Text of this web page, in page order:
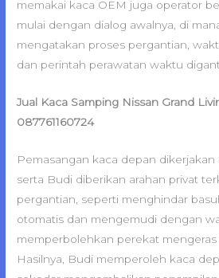
memakai kaca OEM juga operator
mulai dengan dialog awalnya, di
mengatakan proses pergantian,
dan perintah perawatan waktu
Jual Kaca Samping Nissan Grand
087761160724
Pemasangan kaca depan dikerjakan
serta Budi diberikan arahan privat
pergantian, seperti menghindar
otomatis dan mengemudi dengan
memperbolehkan perekat mengeras
Hasilnya, Budi memperoleh kaca